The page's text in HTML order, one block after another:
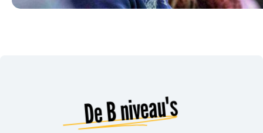
De B niveau's